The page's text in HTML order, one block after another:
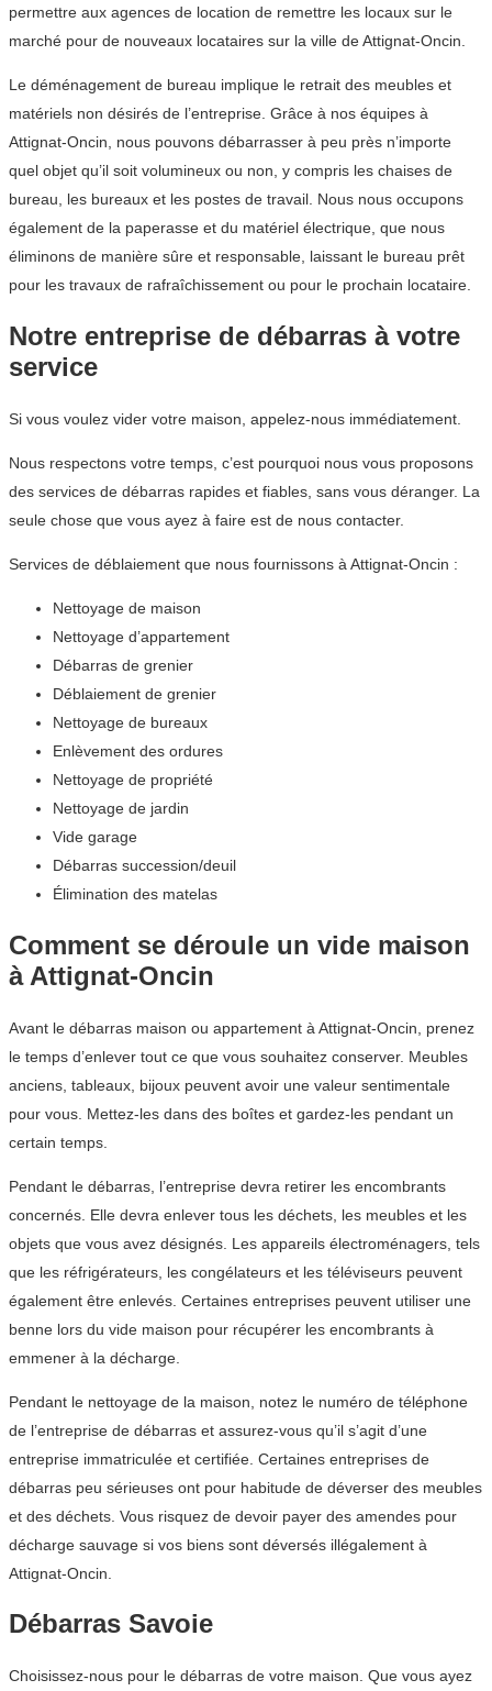
permettre aux agences de location de remettre les locaux sur le
marché pour de nouveaux locataires sur la ville de Attignat-Oncin.
Le déménagement de bureau implique le retrait des meubles et
matériels non désirés de l’entreprise. Grâce à nos équipes à
Attignat-Oncin, nous pouvons débarrasser à peu près n’importe
quel objet qu’il soit volumineux ou non, y compris les chaises de
bureau, les bureaux et les postes de travail. Nous nous occupons
également de la paperasse et du matériel électrique, que nous
éliminons de manière sûre et responsable, laissant le bureau prêt
pour les travaux de rafraîchissement ou pour le prochain locataire.
Notre entreprise de débarras à votre
service
Si vous voulez vider votre maison, appelez-nous immédiatement.
Nous respectons votre temps, c’est pourquoi nous vous proposons
des services de débarras rapides et fiables, sans vous déranger. La
seule chose que vous ayez à faire est de nous contacter.
Services de déblaiement que nous fournissons à Attignat-Oncin :
Nettoyage de maison
Nettoyage d’appartement
Débarras de grenier
Déblaiement de grenier
Nettoyage de bureaux
Enlèvement des ordures
Nettoyage de propriété
Nettoyage de jardin
Vide garage
Débarras succession/deuil
Élimination des matelas
Comment se déroule un vide maison
à Attignat-Oncin
Avant le débarras maison ou appartement à Attignat-Oncin, prenez
le temps d’enlever tout ce que vous souhaitez conserver. Meubles
anciens, tableaux, bijoux peuvent avoir une valeur sentimentale
pour vous. Mettez-les dans des boîtes et gardez-les pendant un
certain temps.
Pendant le débarras, l’entreprise devra retirer les encombrants
concernés. Elle devra enlever tous les déchets, les meubles et les
objets que vous avez désignés. Les appareils électroménagers, tels
que les réfrigérateurs, les congélateurs et les téléviseurs peuvent
également être enlevés. Certaines entreprises peuvent utiliser une
benne lors du vide maison pour récupérer les encombrants à
emmener à la décharge.
Pendant le nettoyage de la maison, notez le numéro de téléphone
de l’entreprise de débarras et assurez-vous qu’il s’agit d’une
entreprise immatriculée et certifiée. Certaines entreprises de
débarras peu sérieuses ont pour habitude de déverser des meubles
et des déchets. Vous risquez de devoir payer des amendes pour
décharge sauvage si vos biens sont déversés illégalement à
Attignat-Oncin.
Débarras Savoie
Choisissez-nous pour le débarras de votre maison. Que vous ayez